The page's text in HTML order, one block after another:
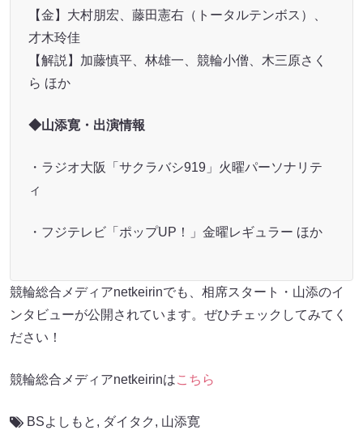
【金】大村朋宏、藤田憲右（トータルテンボス）、
才木玲佳
【解説】加藤慎平、林雄一、競輪小僧、木三原さく
ら ほか
◆山添寛・出演情報
・ラジオ大阪「サクラバシ919」火曜パーソナリテ
ィ
・フジテレビ「ポップUP！」金曜レギュラー ほか
競輪総合メディアnetkeirinでも、相席スタート・山添のイ
ンタビューが公開されています。ぜひチェックしてみてく
ださい！
競輪総合メディアnetkeirinはこちら
BSよしもと , ダイタク , 山添寛